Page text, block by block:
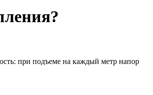
при подъеме на каждый метр напор